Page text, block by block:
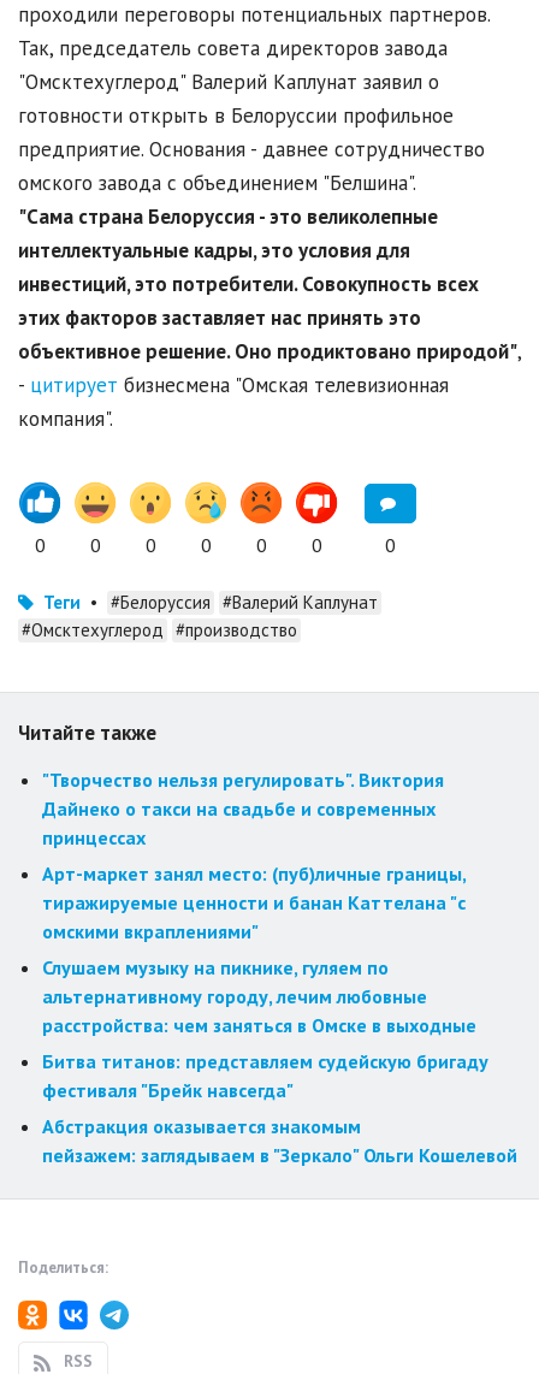
проходили переговоры потенциальных партнеров.
Так, председатель совета директоров завода
"Омсктехуглерод" Валерий Каплунат заявил о
готовности открыть в Белоруссии профильное
предприятие. Основания - давнее сотрудничество
омского завода с объединением "Белшина".
"Сама страна Белоруссия - это великолепные
интеллектуальные кадры, это условия для
инвестиций, это потребители. Совокупность всех
этих факторов заставляет нас принять это
объективное решение. Оно продиктовано природой",
- цитирует бизнесмена "Омская телевизионная
компания".
0 0 0 0 0 0 0
Теги • #Белоруссия #Валерий Каплунат
#Омсктехуглерод #производство
Читайте также
"Творчество нельзя регулировать". Виктория
Дайнеко о такси на свадьбе и современных
принцессах
Арт-маркет занял место: (пуб)личные границы,
тиражируемые ценности и банан Каттелана "с
омскими вкраплениями"
Слушаем музыку на пикнике, гуляем по
альтернативному городу, лечим любовные
расстройства: чем заняться в Омске в выходные
Битва титанов: представляем судейскую бригаду
фестиваля "Брейк навсегда"
Абстракция оказывается знакомым
пейзажем: заглядываем в "Зеркало" Ольги Кошелевой
Поделиться:
RSS